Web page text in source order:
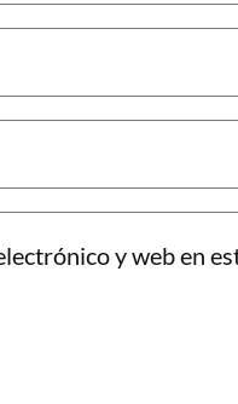
y web en